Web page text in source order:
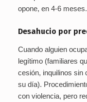
opone, en 4-6
Desahucio por
Cuando alguien
legítimo (familiares
cesión, inquilinos sin
su día).
con violencia, pero